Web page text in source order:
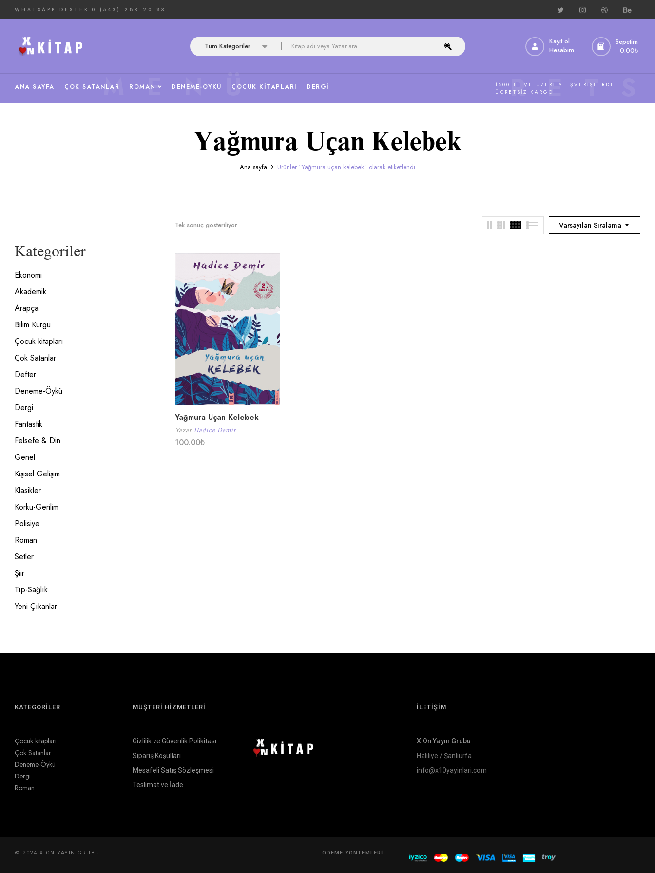
WHATSAPP DESTEK 0 (543) 283 20 83
Tüm Kategoriler
Kayıt ol
Hesabım
Sepetim
0.00₺
ANA SAYFA ÇOK SATANLAR ROMAN DENEME-ÖYKÜ ÇOCUK KITAPLARI DERGI
MENÜ
1500 TL VE ÜZERI ALIŞVERIŞLERDE
ÜCRETSIZ KARGO
Yağmura Uçan Kelebek
Ana sayfa Ürünler “Yağmura uçan kelebek” olarak etiketlendi
Kategoriler
Ekonomi
Akademik
Arapça
Bilim Kurgu
Çocuk kitapları
Çok Satanlar
Defter
Deneme-Öykü
Dergi
Fantastik
Felsefe & Din
Genel
Kişisel Gelişim
Klasikler
Korku-Gerilim
Polisiye
Roman
Setler
Şiir
Tıp-Sağlık
Yeni Çıkanlar
Varsayılan Sıralama
Tek sonuç gösteriliyor
Yağmura Uçan Kelebek
Yazar Hadice Demir
100.00₺
KATEGORİLER
Çocuk kitapları
Çok Satanlar
Deneme-Öykü
Dergi
Roman
MÜŞTERİ HİZMETLERİ
Gizlilik ve Güvenlik Polikitası
Sipariş Koşulları
Mesafeli Satış Sözleşmesi
Teslimat ve İade
İLETİŞİM
X On Yayın Grubu
Haliliye / Şanlıurfa
info@x10yayinlari.com
© 2024 X ON YAYIN GRUBU ÖDEME YÖNTEMLERI: